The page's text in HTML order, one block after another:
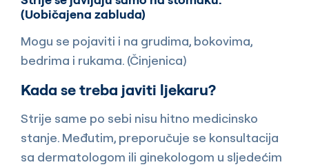
(Uobičajena zabluda)
Mogu se pojaviti i na grudima, bokovima,
bedrima i rukama. (Činjenica)
Kada se treba javiti ljekaru?
Strije same po sebi nisu hitno medicinsko
stanje. Međutim, preporučuje se konsultacija
sa dermatologom ili ginekologom u sljedećim